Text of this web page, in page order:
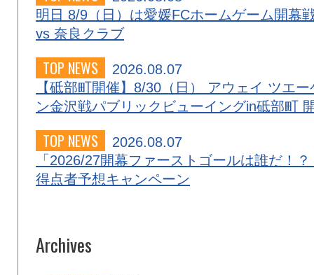
明日 8/9（日）は愛媛FCホームゲーム開幕
vs 奈良クラブ
TOP NEWS
2026.08.07
【砥部町開催】8/30（日） アウェイ ツエー
ン金沢戦パブリックビューイングin砥部町
TOP NEWS
2026.08.07
「2026/27開幕ファーストゴールは誰だ！？
得点者予想キャンペーン
Archives